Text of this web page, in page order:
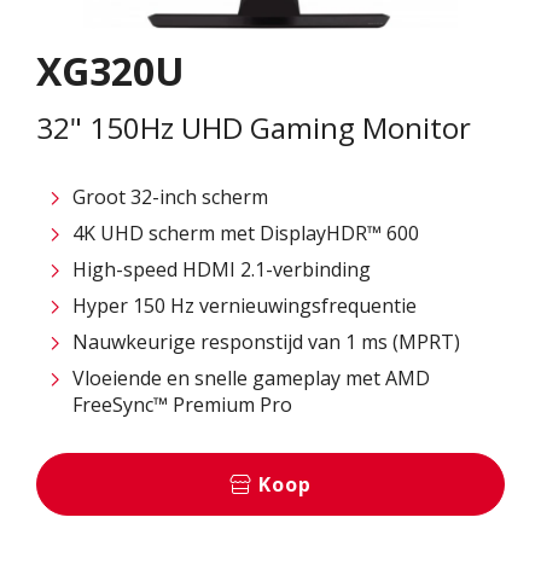
XG320U
32" 150Hz UHD Gaming Monitor
Groot 32-inch scherm
4K UHD scherm met DisplayHDR™ 600
High-speed HDMI 2.1-verbinding
Hyper 150 Hz vernieuwingsfrequentie
Nauwkeurige responstijd van 1 ms (MPRT)
Vloeiende en snelle gameplay met AMD
FreeSync™ Premium Pro
Koop